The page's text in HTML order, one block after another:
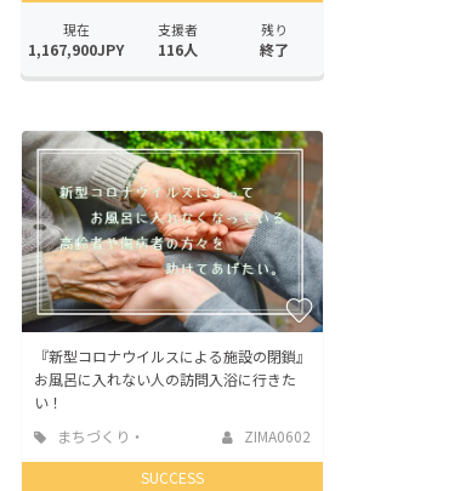
現在
1,167,900JPY
支援者
116人
残り
終了
『新型コロナウイルスによる施設の閉鎖』
お風呂に入れない人の訪問入浴に行きた
い！
まちづくり・
地域活性化
ZIMA0602
SUCCESS